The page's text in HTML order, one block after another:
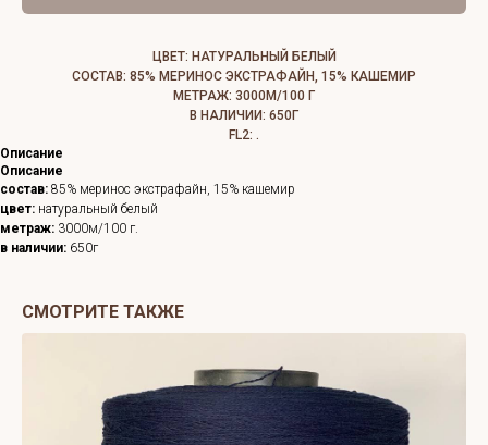
ЦВЕТ: НАТУРАЛЬНЫЙ БЕЛЫЙ
СОСТАВ: 85% МЕРИНОС ЭКСТРАФАЙН, 15% КАШЕМИР
МЕТРАЖ: 3000М/100 Г
В НАЛИЧИИ: 650Г
FL2: .
Описание
Описание
состав: 85% меринос экстрафайн, 15% кашемир
цвет: натуральный белый
метраж: 3000м/100 г.
в наличии: 650г
СМОТРИТЕ ТАКЖЕ